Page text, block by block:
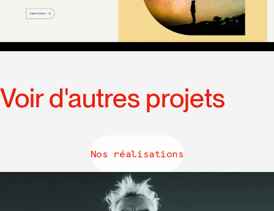
Voir d'autres projets
Nos réalisations